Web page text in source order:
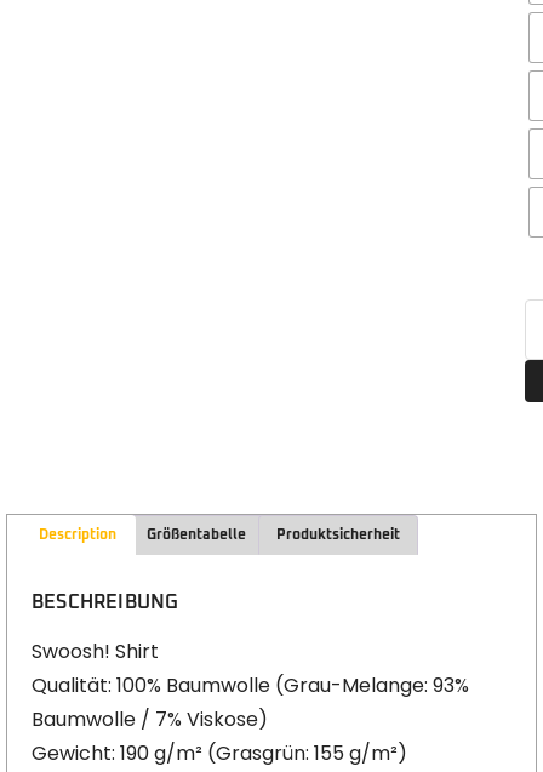
Description Größentabelle Produktsicherheit
BESCHREIBUNG
Swoosh! Shirt
Qualität: 100% Baumwolle (Grau-Melange: 93%
Baumwolle / 7% Viskose)
Gewicht: 190 g/m² (Grasgrün: 155 g/m²)